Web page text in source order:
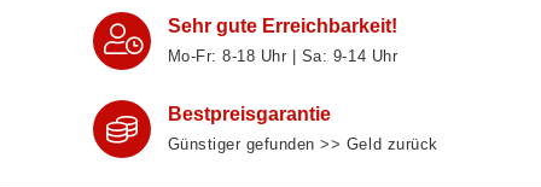
Sehr gute Erreichbarkeit!
Mo-Fr: 8‑18 Uhr | Sa: 9‑14 Uhr
Bestpreisgarantie
Günstiger gefunden >> Geld zurück